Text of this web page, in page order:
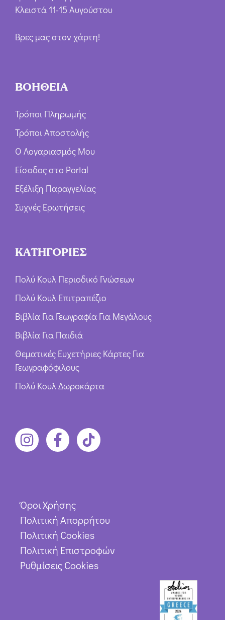
Κλειστά 11-15 Αυγούστου
Βρες μας στον χάρτη!
ΒΟΗΘΕΙΑ
Τρόποι Πληρωμής
Τρόποι Αποστολής
Ο Λογαριασμός Μου
Είσοδος στο Portal
Εξέλιξη Παραγγελίας
Συχνές Ερωτήσεις
ΚΑΤΗΓΟΡΙΕΣ
Πολύ Κουλ Περιοδικό Γνώσεων
Πολύ Κουλ Επιτραπέζιο
Βιβλία Για Γεωγραφία Για Μεγάλους
Βιβλία Για Παιδιά
Θεματικές Ευχετήριες Κάρτες Για
Γεωγραφόφιλους
Πολύ Κουλ Δωροκάρτα
Όροι Χρήσης
Πολιτική Απορρήτου
Πολιτική Cookies
Πολιτική Επιστροφών
Ρυθμίσεις Cookies